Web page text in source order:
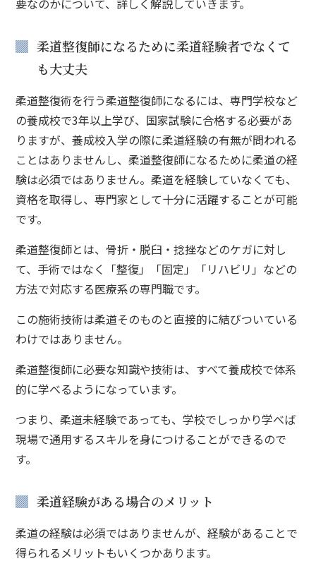
柔道整復師になるために柔道経験者でなくて
も大丈夫
柔道整復術を行う柔道整復師になるには、専門学校など
の養成校で3年以上学び、国家試験に合格する必要があ
りますが、養成校入学の際に柔道経験の有無が問われる
ことはありませんし、柔道整復師になるために柔道の経
験は必須ではありません。柔道を経験していなくても、
資格を取得し、専門家として十分に活躍することが可能
です。
柔道整復師とは、骨折・脱臼・捻挫などのケガに対し
て、手術ではなく「整復」「固定」「リハビリ」などの
方法で対応する医療系の専門職です。
この施術技術は柔道そのものと直接的に結びついている
わけではありません。
柔道整復師に必要な知識や技術は、すべて養成校で体系
的に学べるようになっています。
つまり、柔道未経験であっても、学校でしっかり学べば
現場で通用するスキルを身につけることができるので
す。
柔道経験がある場合のメリット
柔道の経験は必須ではありませんが、経験があることで
得られるメリットもいくつかあります。